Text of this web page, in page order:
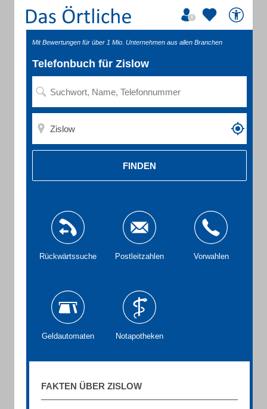
Mit Bewertungen für über 1 Mio. Unternehmen aus allen Branchen
Telefonbuch für Zislow
FINDEN
Rückwärtssuche Postleitzahlen Vorwahlen
Geldautomaten Notapotheken
FAKTEN ÜBER ZISLOW